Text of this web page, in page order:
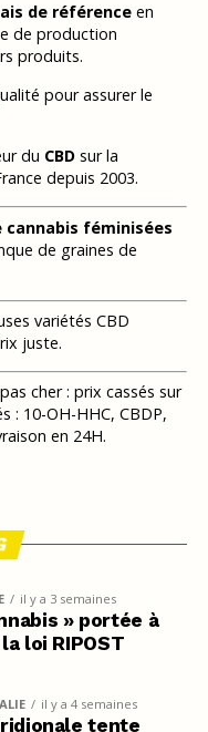
de référenceen
de production
produits.
pour assurer le
du CBDsur la
depuis 2003.
cannabis féminisées
de graines de
variétés CBD
juste.
cher : prix cassés sur
: 10-OH-HHC, CBDP,
en 24H.
il y a 3 semaines
» portée à
loi RIPOST
il y a 4 semaines
tente